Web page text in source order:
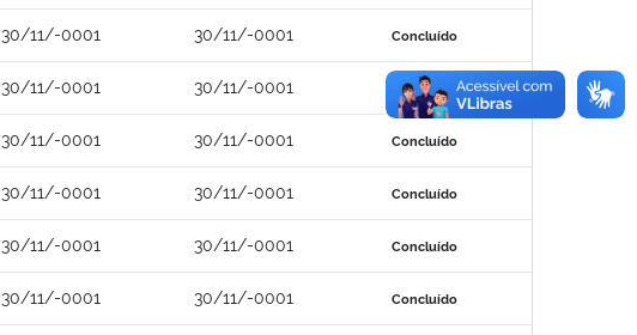
30/11/-0001 30/11/-0001 Concluído
30/11/-0001 30/11/-0001 Concluído
30/11/-0001 30/11/-0001 Concluído
30/11/-0001 30/11/-0001 Concluído
30/11/-0001 30/11/-0001 Concluído
30/11/-0001 30/11/-0001 Concluído